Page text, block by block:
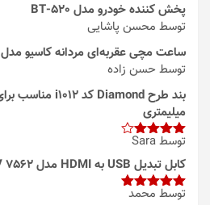
پخش کننده خودرو مدل 520-BT
توسط محسن پاشایی
ساعت مچی عقربه‌ای مردانه کاسیو مدل GBA-800-1ADR
توسط حسن زاده
میلیمتری
امتیاز4
از 5
توسط Sara
کابل تبدیل USB به HDMI مدل 3in1 HDTV 7562
امتیاز5از
توسط محمد